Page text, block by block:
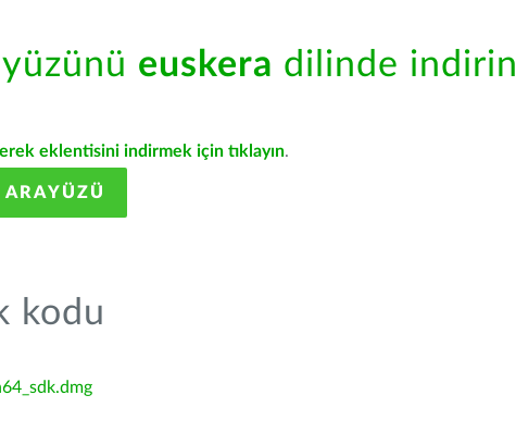
euskera dilinde indirin
eklentisini indirmek için tıklayın.
kodu